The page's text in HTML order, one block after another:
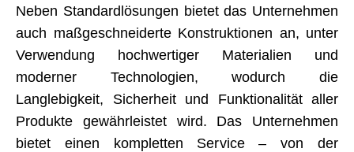
Neben Standardlösungen bietet das Unternehmen
auch maßgeschneiderte Konstruktionen an, unter
Verwendung hochwertiger Materialien und
moderner Technologien, wodurch die
Langlebigkeit, Sicherheit und Funktionalität aller
Produkte gewährleistet wird. Das Unternehmen
bietet einen kompletten Service – von der